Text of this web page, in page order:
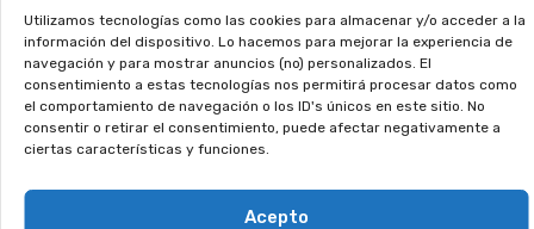
Utilizamos tecnologías como las cookies para almacenar y/o acceder a la
información del dispositivo. Lo hacemos para mejorar la experiencia de
navegación y para mostrar anuncios (no) personalizados. El
consentimiento a estas tecnologías nos permitirá procesar datos como
el comportamiento de navegación o los ID's únicos en este sitio. No
consentir o retirar el consentimiento, puede afectar negativamente a
ciertas características y funciones.
Acepto
¿Te suena el término
tarjeta revolving? Tienes
derecho a recuperar lo
que te cobraron
indebidamente.